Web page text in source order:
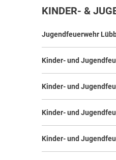
KINDER- &
Jugendfeuerwehr
Kinder- und
Kinder- und
Kinder- und
Kinder- und